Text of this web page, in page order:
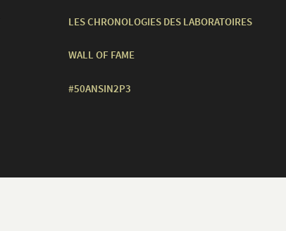
LES CHRONOLOGIES DES LABORATOIRES
WALL OF FAME
#50ANSIN2P3